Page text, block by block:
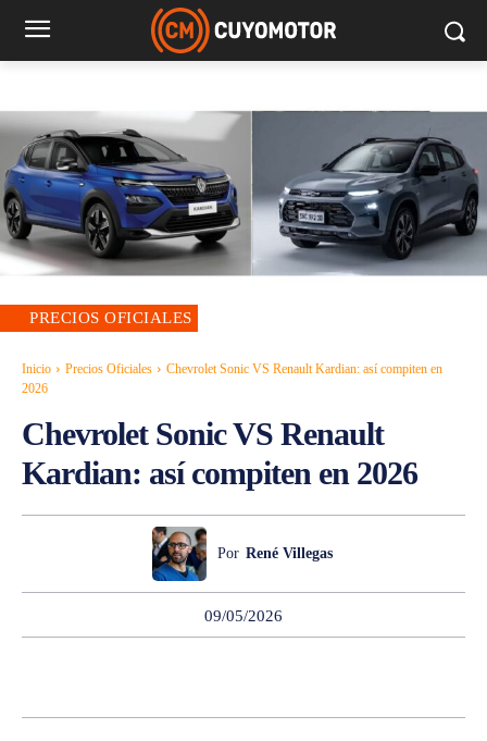
PRECIOS OFICIALES
Inicio Precios Oficiales
Chevrolet Sonic VS Renault Kardian: así compiten en
2026
Chevrolet Sonic VS Renault
Kardian: así compiten en 2026
Por René Villegas
09/05/2026